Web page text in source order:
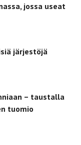
jossa useat
järjestöjä
– taustalla
tuomio